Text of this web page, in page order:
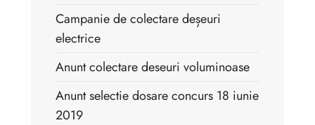
Campanie de colectare deșeuri
electrice
Anunt colectare deseuri voluminoase
Anunt selectie dosare concurs 18 iunie
2019